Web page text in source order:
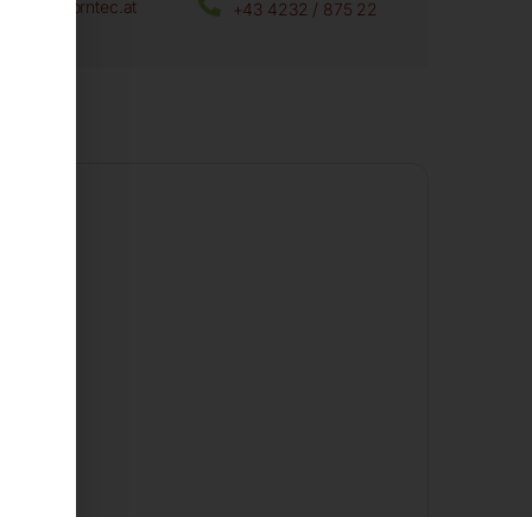
office@horntec.at +43 4232 / 875 22